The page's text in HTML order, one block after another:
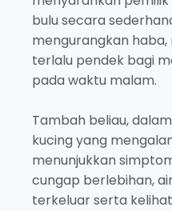
bulu secara
mengurangkan
terlalu pendek bagi
pada waktu malam.
Tambah beliau,
kucing yang
menunjukkan
cungap berlebihan,
terkeluar serta